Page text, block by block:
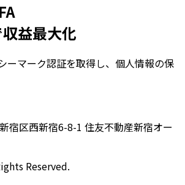
益最大化
ーマーク認証を取得し、個人情報の保
宿区西新宿6-8-1 住友不動産新宿オー
Reserved.